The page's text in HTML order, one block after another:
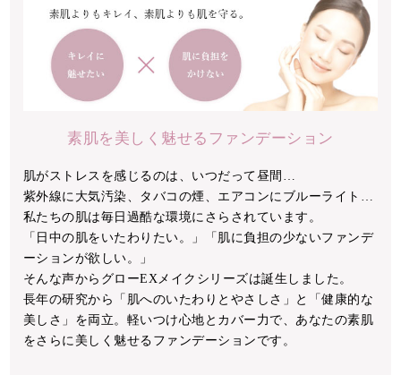
素肌を美しく魅せるファンデーション
肌がストレスを感じるのは、いつだって昼間…
紫外線に大気汚染、タバコの煙、エアコンにブルーライト…
私たちの肌は毎日過酷な環境にさらされています。
「日中の肌をいたわりたい。」「肌に負担の少ないファンデ
ーションが欲しい。」
そんな声からグローEXメイクシリーズは誕生しました。
長年の研究から「肌へのいたわりとやさしさ」と「健康的な
美しさ」を両立。軽いつけ心地とカバー力で、あなたの素肌
をさらに美しく魅せるファンデーションです。